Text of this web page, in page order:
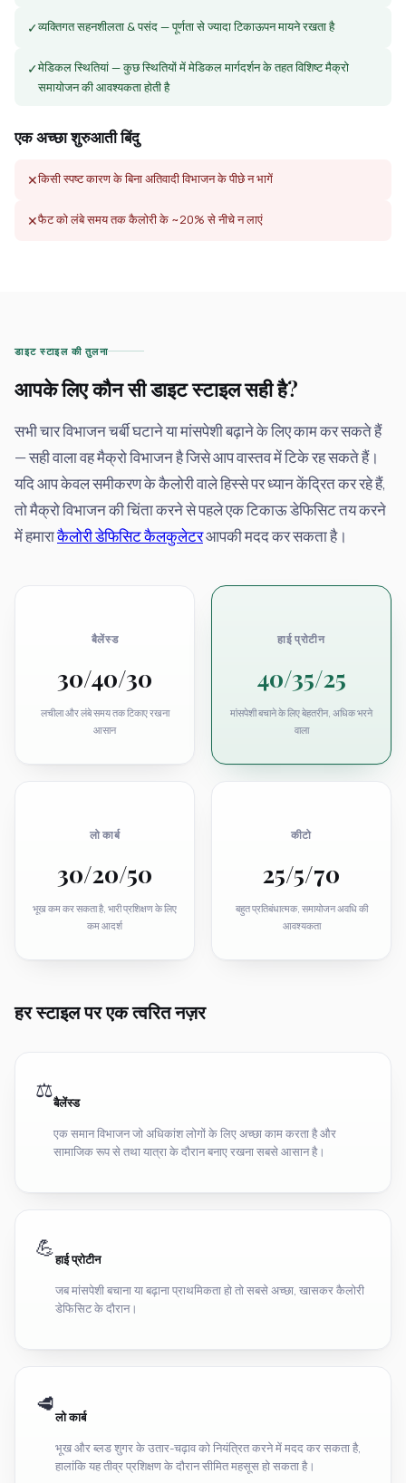
✓व्यक्तिगत सहनशीलता & पसंद — पूर्णता से ज्यादा टिकाऊपन मायने रखता है
✓मेडिकल स्थितियां — कुछ स्थितियों में मेडिकल मार्गदर्शन के तहत विशिष्ट मैक्रो
समायोजन की आवश्यकता होती है
एक अच्छा शुरुआती बिंदु
✕किसी स्पष्ट कारण के बिना अतिवादी विभाजन के पीछे न भागें
✕फैट को लंबे समय तक कैलोरी के ~20% से नीचे न लाएं
डाइट स्टाइल की तुलना
आपके लिए कौन सी डाइट स्टाइल सही है?
सभी चार विभाजन चर्बी घटाने या मांसपेशी बढ़ाने के लिए काम कर सकते हैं
— सही वाला वह मैक्रो विभाजन है जिसे आप वास्तव में टिके रह सकते हैं।
यदि आप केवल समीकरण के कैलोरी वाले हिस्से पर ध्यान केंद्रित कर रहे हैं,
तो मैक्रो विभाजन की चिंता करने से पहले एक टिकाऊ डेफिसिट तय करने
में हमाराकैलोरी डेफिसिट कैलकुलेटरआपकी मदद कर सकता है।
बैलेंस्ड
30/40/30
लचीला और लंबे समय तक टिकाए रखना
आसान
हाई प्रोटीन
40/35/25
मांसपेशी बचाने के लिए बेहतरीन, अधिक भरने
वाला
लो कार्ब
30/20/50
भूख कम कर सकता है, भारी प्रशिक्षण के लिए
कम आदर्श
कीटो
25/5/70
बहुत प्रतिबंधात्मक, समायोजन अवधि की
आवश्यकता
हर स्टाइल पर एक त्वरित नज़र
⚖️बैलेंस्ड
एक समान विभाजन जो अधिकांश लोगों के लिए अच्छा काम करता है और
सामाजिक रूप से तथा यात्रा के दौरान बनाए रखना सबसे आसान है।
💪हाई प्रोटीन
जब मांसपेशी बचाना या बढ़ाना प्राथमिकता हो तो सबसे अच्छा, खासकर कैलोरी
डेफिसिट के दौरान।
🥩लो कार्ब
भूख और ब्लड शुगर के उतार-चढ़ाव को नियंत्रित करने में मदद कर सकता है,
हालांकि यह तीव्र प्रशिक्षण के दौरान सीमित महसूस हो सकता है।